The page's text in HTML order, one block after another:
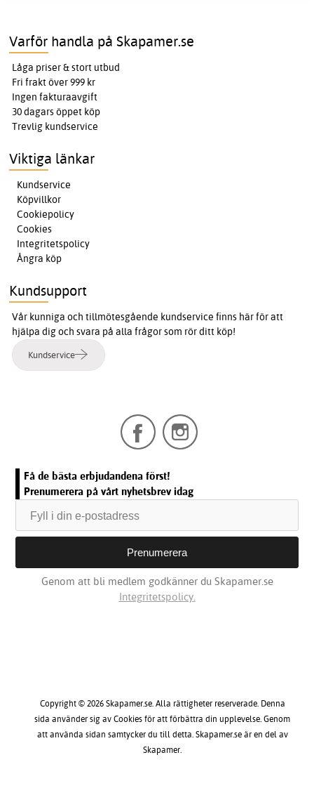
Varför handla på Skapamer.se
Låga priser & stort utbud
Fri frakt över 999 kr
Ingen fakturaavgift
30 dagars öppet köp
Trevlig kundservice
Viktiga länkar
Kundservice
Köpvillkor
Cookiepolicy
Cookies
Integritetspolicy
Ångra köp
Kundsupport
Vår kunniga och tillmötesgående kundservice finns här för att
hjälpa dig och svara på alla frågor som rör ditt köp!
Kundservice
Få de bästa erbjudandena först!
Prenumerera på vårt nyhetsbrev idag
Genom att bli medlem godkänner du Skapamer.se
Integritetspolicy.
Copyright © 2026 Skapamer.se. Alla rättigheter reserverade. Denna
sida använder sig av Cookies för att förbättra din upplevelse. Genom
att använda sidan samtycker du till detta. Skapamer.se är en del av
Skapamer.